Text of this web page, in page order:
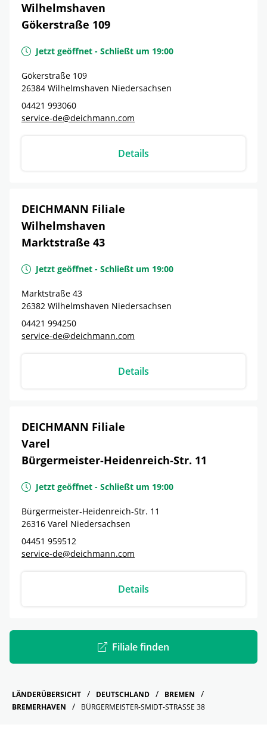
Wilhelmshaven
Gökerstraße 109
Jetzt geöffnet - Schließt um 19:00
Gökerstraße 109
26384 Wilhelmshaven Niedersachsen
04421 993060
service-de@deichmann.com
Details
DEICHMANN Filiale
Wilhelmshaven
Marktstraße 43
Jetzt geöffnet - Schließt um 19:00
Marktstraße 43
26382 Wilhelmshaven Niedersachsen
04421 994250
service-de@deichmann.com
Details
DEICHMANN Filiale
Varel
Bürgermeister-Heidenreich-Str. 11
Jetzt geöffnet - Schließt um 19:00
Bürgermeister-Heidenreich-Str. 11
26316 Varel Niedersachsen
04451 959512
service-de@deichmann.com
Details
Filiale finden
LÄNDERÜBERSICHT DEUTSCHLAND
BREMEN
BREMERHAVEN
BÜRGERMEISTER-SMIDT-STRASSE 38